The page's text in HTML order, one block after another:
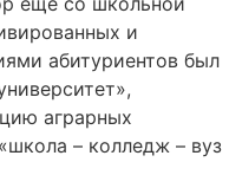
и
абитуриентов был
аграрных
– колледж – вуз